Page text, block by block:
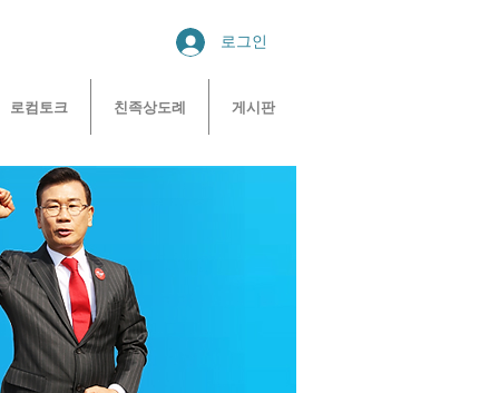
로그인
로컴토크 친족상도례 게시판